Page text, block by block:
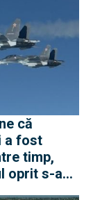
că
a fost
timp,
oprit s-au